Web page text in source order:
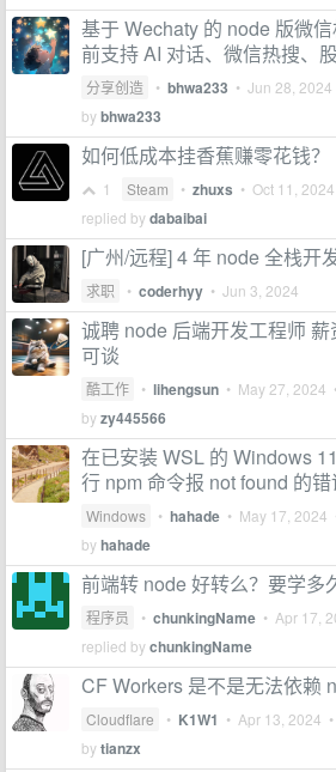
基于 Wechaty 的 node 版微
前支持 AI 对话、微信热搜、
分享创造 • bhwa233 • Jun 28, 2024
bybhwa233
如何低成本挂香蕉赚零花钱？
1 Steam • zhuxs • Oct 11, 2024
replied bydabaibai
[广州/远程] 4 年 node 全栈开
求职 • coderhyy • Jun 3, 2024
诚聘 node 后端开发工程师
可谈
酷工作 • lihengsun • May 27, 2024
byzy445566
在已安装 WSL 的 Windows
行 npm 命令报 not found 的
Windows • hahade • May 17, 2024
byhahade
前端转 node 好转么？要学多
程序员 • chunkingName • Apr 17,
replied bychunkingName
CF Workers 是不是无法依赖
Cloudflare • K1W1 • Apr 13, 2024
bytianzx